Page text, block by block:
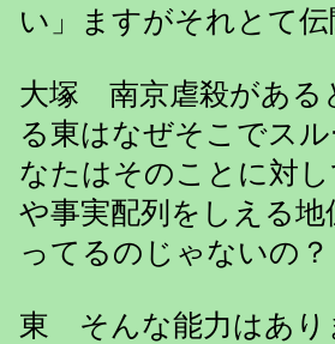
い」ますがそれとて
大塚 南京虐殺がある
る東はなぜそこでス
なたはそのことに対
や事実配列をしえる
ってるのじゃないの？
東 そんな能力はあり